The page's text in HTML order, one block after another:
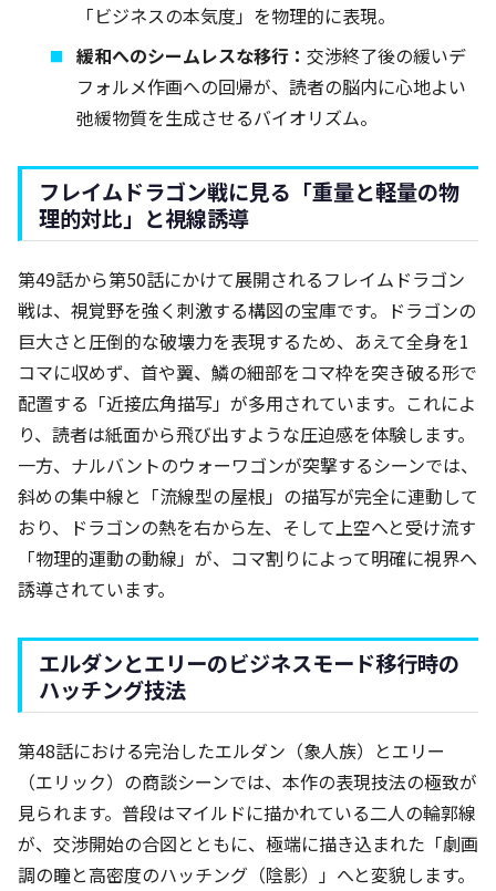
「ビジネスの本気度」を物理的に表現。
緩和へのシームレスな移行：交渉終了後の緩いデ
フォルメ作画への回帰が、読者の脳内に心地よい
弛緩物質を生成させるバイオリズム。
フレイムドラゴン戦に見る「重量と軽量の物
理的対比」と視線誘導
第49話から第50話にかけて展開されるフレイムドラゴン
戦は、視覚野を強く刺激する構図の宝庫です。ドラゴンの
巨大さと圧倒的な破壊力を表現するため、あえて全身を1
コマに収めず、首や翼、鱗の細部をコマ枠を突き破る形で
配置する「近接広角描写」が多用されています。これによ
り、読者は紙面から飛び出すような圧迫感を体験します。
一方、ナルバントのウォーワゴンが突撃するシーンでは、
斜めの集中線と「流線型の屋根」の描写が完全に連動して
おり、ドラゴンの熱を右から左、そして上空へと受け流す
「物理的運動の動線」が、コマ割りによって明確に視界へ
誘導されています。
エルダンとエリーのビジネスモード移行時の
ハッチング技法
第48話における完治したエルダン（象人族）とエリー
（エリック）の商談シーンでは、本作の表現技法の極致が
見られます。普段はマイルドに描かれている二人の輪郭線
が、交渉開始の合図とともに、極端に描き込まれた「劇画
調の瞳と高密度のハッチング（陰影）」へと変貌します。